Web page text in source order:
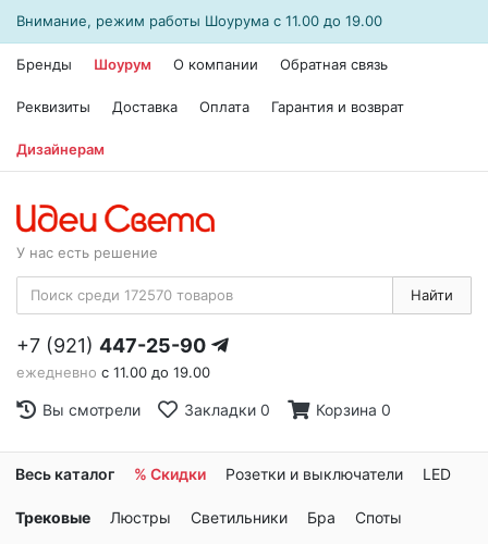
Внимание, режим работы Шоурума с 11.00 до 19.00
Бренды Шоурум О компании Обратная связь
Реквизиты Доставка Оплата Гарантия и возврат
Дизайнерам
У нас есть решение
Найти
+7 (921) 447-25-90
ежедневно с 11.00 до 19.00
Вы смотрели Закладки 0 Корзина 0
Весь каталог % Скидки Розетки и выключатели LED
Трековые Люстры Светильники Бра Споты